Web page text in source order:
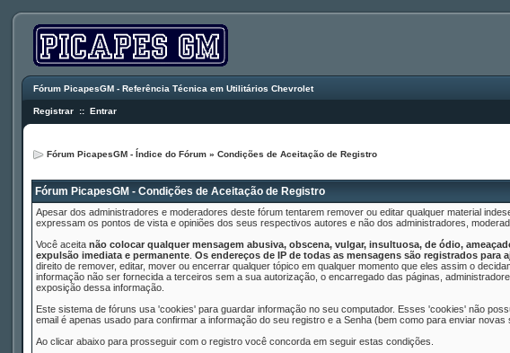
Fórum PicapesGM - Referência Técnica em Utilitários Chevrolet
Registrar :: Entrar
Fórum PicapesGM - Índice do Fórum » Condições de Aceitação de Registro
Fórum PicapesGM - Condições de Aceitação de Registro
Apesar dos administradores e moderadores deste fórum tentarem remover ou editar qualquer material
expressam os pontos de vista e opiniões dos seus respectivos autores e não dos administradores,
Você aceita não colocar qualquer mensagem abusiva, obscena, vulgar, insultuosa, de ódio,
expulsão imediata e permanente Os endereços de IP de todas as mensagens são registrados para
direito de remover, editar, mover ou encerrar qualquer tópico em qualquer momento que eles assim o
informação não ser fornecida a terceiros sem a sua autorização, o encarregado das páginas,
exposição dessa informação.
Este sistema de fóruns usa 'cookies' para guardar informação no seu computador. Esses 'cookies' não
email é apenas usado para confirmar a informação do seu registro e a Senha (bem como para enviar
Ao clicar abaixo para prosseguir com o registro você concorda em seguir estas condições.